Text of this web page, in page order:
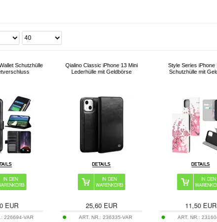
Schutzhülle
EUR
226694-VAR
Qialino Classic iPhone 13 Mini
Lederhülle mit Geldbörse
25,60 EUR
ART. NR.: 236335-VAR
Style Series iPhone
Schutzhülle mit
11,50EUR
ART. NR.: